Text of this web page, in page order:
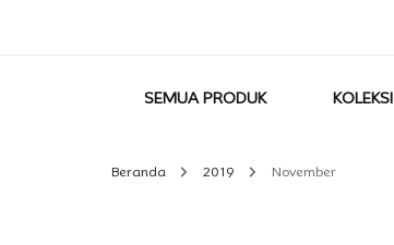
SEMUA PRODUK KOLEKSI
Beranda 2019 November